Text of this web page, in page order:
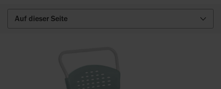
Auf dieser Seite